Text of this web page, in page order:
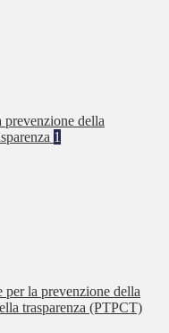
prevenzione della
1
per la prevenzione della
trasparenza (PTPCT)